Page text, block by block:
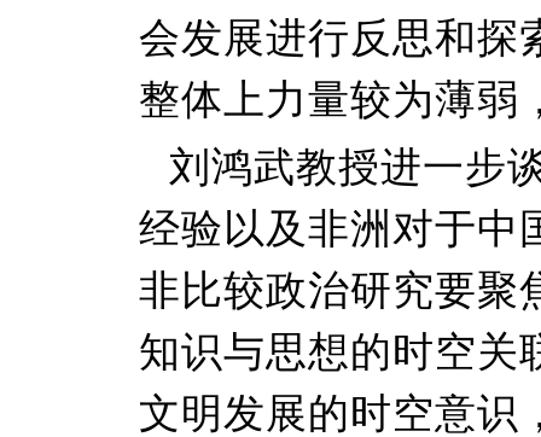
会发展进行反思和探
整体上力量较为薄弱
刘鸿武教授进一步
经验以及非洲对于中
非比较政治研究要聚
知识与思想的时空关
文明发展的时空意识